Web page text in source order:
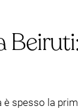
spesso la